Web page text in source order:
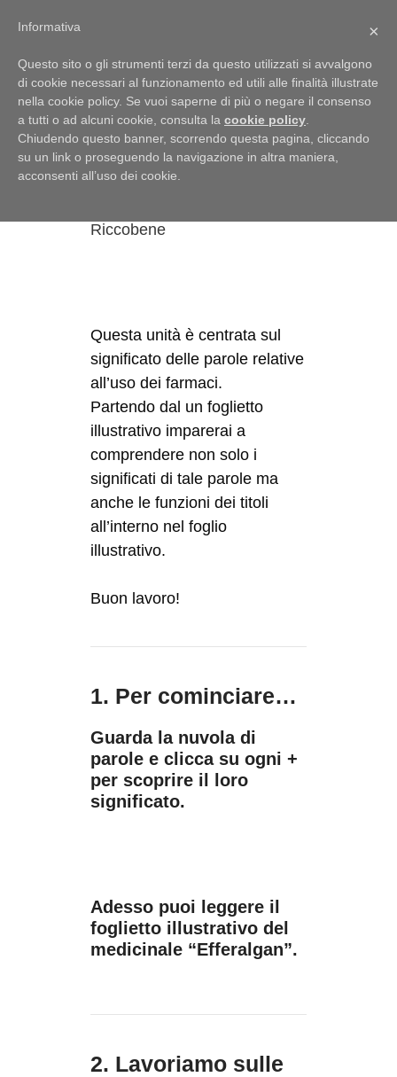
Menu
L’ultima parola al
medico
Riccobene
Questa unità è centrata sul
significato delle parole relative
all’uso dei farmaci.
Partendo dal un foglietto
illustrativo imparerai a
comprendere non solo i
significati di tale parole ma
anche le funzioni dei titoli
all’interno nel foglio
illustrativo.
Buon lavoro!
1. Per cominciare…
Guarda la nuvola di
parole e clicca su ogni +
per scoprire il loro
significato.
Adesso puoi leggere il
foglietto illustrativo del
medicinale “Efferalgan”.
2. Lavoriamo sulle
×
Informativa
Questo sito o gli strumenti terzi da questo utilizzati si avvalgono
di cookie necessari al funzionamento ed utili alle finalità illustrate
nella cookie policy. Se vuoi saperne di più o negare il consenso
a tutti o ad alcuni cookie, consulta la cookie policy
Chiudendo questo banner, scorrendo questa pagina, cliccando
su un link o proseguendo la navigazione in altra maniera,
acconsenti all’uso dei cookie.